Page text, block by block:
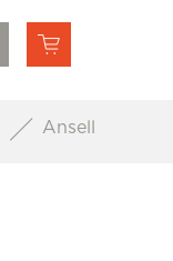
Ansell